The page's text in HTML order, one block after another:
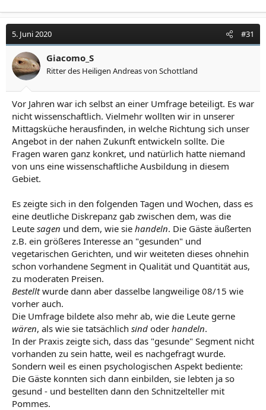
5. Juni 2020 #31
Giacomo_S
Ritter des Heiligen Andreas von Schottland
Vor Jahren war ich selbst an einer Umfrage beteiligt. Es war
nicht wissenschaftlich. Vielmehr wollten wir in unserer
Mittagsküche herausfinden, in welche Richtung sich unser
Angebot in der nahen Zukunft entwickeln sollte. Die
Fragen waren ganz konkret, und natürlich hatte niemand
von uns eine wissenschaftliche Ausbildung in diesem
Gebiet.
Es zeigte sich in den folgenden Tagen und Wochen, dass es
eine deutliche Diskrepanz gab zwischen dem, was die
Leute sagen und dem, wie sie handeln. Die Gäste äußerten
z.B. ein größeres Interesse an "gesunden" und
vegetarischen Gerichten, und wir weiteten dieses ohnehin
schon vorhandene Segment in Qualität und Quantität aus,
zu moderaten Preisen.
Bestelltwurde dann aber dasselbe langweilige 08/15 wie
vorher auch.
Die Umfrage bildete also mehr ab, wie die Leute gerne
wären, als wie sie tatsächlich sind oder handeln.
In der Praxis zeigte sich, dass das "gesunde" Segment nicht
vorhanden zu sein hatte, weil es nachgefragt wurde.
Sondern weil es einen psychologischen Aspekt bediente:
Die Gäste konnten sich dann einbilden, sie lebten ja so
gesund - und bestellten dann den Schnitzelteller mit
Pommes.